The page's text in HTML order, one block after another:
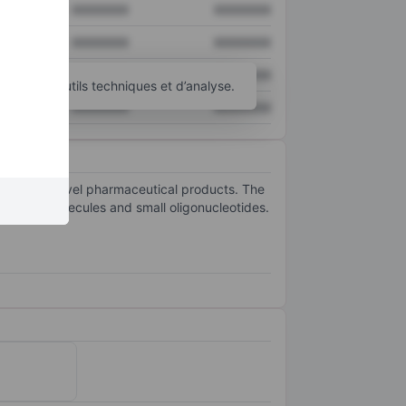
XXXXXXX XXXXXXX
d’autres outils techniques et d’analyse.
novel pharmaceutical products. The
small molecules and small oligonucleotides.